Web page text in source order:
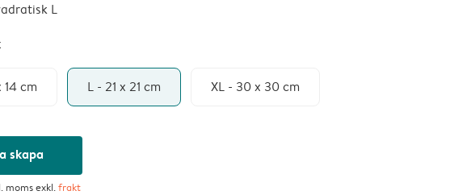
L
14 cm L - 21 x 21 cm XL - 30 x 30 cm
skapa
moms exkl.frakt